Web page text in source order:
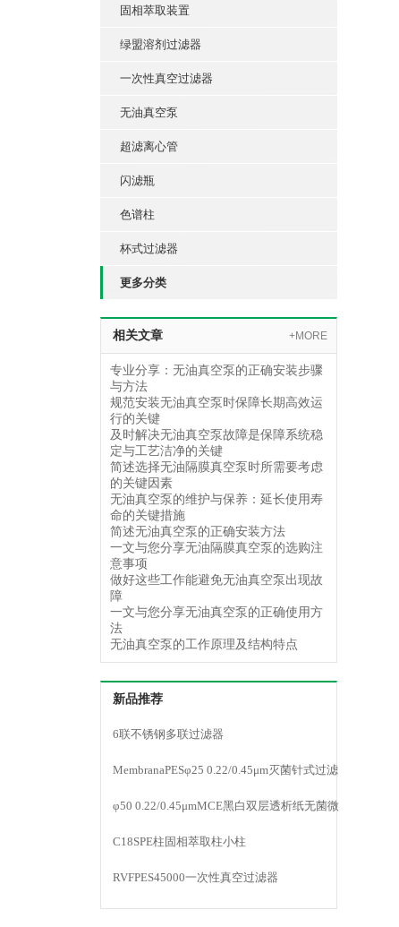
固相萃取装置
绿盟溶剂过滤器
一次性真空过滤器
无油真空泵
超滤离心管
闪滤瓶
色谱柱
杯式过滤器
更多分类
相关文章 +MORE
专业分享：无油真空泵的正确安装步骤
与方法
规范安装无油真空泵时保障长期高效运
行的关键
及时解决无油真空泵故障是保障系统稳
定与工艺洁净的关键
简述选择无油隔膜真空泵时所需要考虑
的关键因素
无油真空泵的维护与保养：延长使用寿
命的关键措施
简述无油真空泵的正确安装方法
一文与您分享无油隔膜真空泵的选购注
意事项
做好这些工作能避免无油真空泵出现故
障
一文与您分享无油真空泵的正确使用方
法
无油真空泵的工作原理及结构特点
新品推荐
6联不锈钢多联过滤器
MembranaPESφ25 0.22/0.45μm灭菌针式过滤
器
φ50 0.22/0.45μmMCE黑白双层透析纸无菌微
孔滤膜
C18SPE柱固相萃取柱小柱
RVFPES45000一次性真空过滤器